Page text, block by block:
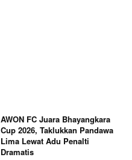
AWON FC Juara Bhayangkara
Cup 2026, Taklukkan Pandawa
Lima Lewat Adu Penalti
Dramatis